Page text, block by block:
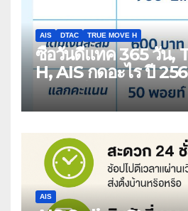
AIS DTAC TRUE MOVE H
ซื้อวันดีแทค 365 วัน,
H, AIS กดอะไร ปี
เทียบวิธียืดอายุซิมเติม
AIS